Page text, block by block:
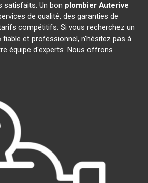
satisfaits. Un bon plombier Auterive
de qualité, des garanties de
compétitifs. Si vous recherchez un
fiable et professionnel, n'hésitez pas à
équipe d'experts. Nous offrons